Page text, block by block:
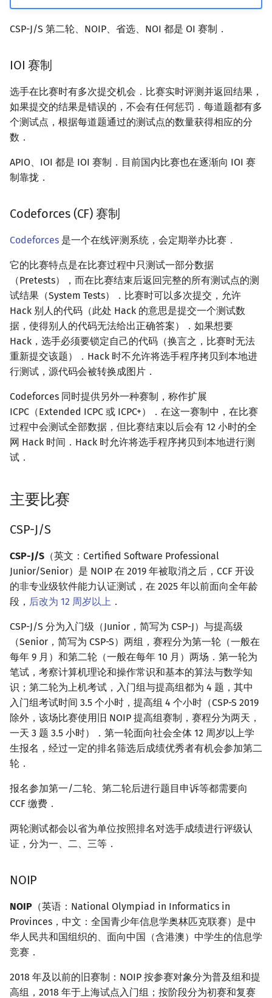
其它国际 OI 竞赛
CEOI
eJOI
NOI
Meissel–Lehmer 算法
连分数
二次域
Pell 方程
支配树
图上随机游走
CSP-J/S 第二轮、NOIP、省选、NOI 都是 OI 赛制．
IOI 赛制
选手在比赛时有多次提交机会．比赛实时评测并返回结果，
如果提交的结果是错误的，不会有任何惩罚．每道题都有多
个测试点，根据每道题通过的测试点的数量获得相应的分
数．
APIO、IOI 都是 IOI 赛制．目前国内比赛也在逐渐向 IOI 赛
制靠拢．
Codeforces (CF) 赛制
Codeforces 是一个在线评测系统，会定期举办比赛．
它的比赛特点是在比赛过程中只测试一部分数据
（Pretests），而在比赛结束后返回完整的所有测试点的测
试结果（System Tests）．比赛时可以多次提交，允许
Hack 别人的代码（此处 Hack 的意思是提交一个测试数
据，使得别人的代码无法给出正确答案）．如果想要
Hack，选手必须要锁定自己的代码（换言之，比赛时无法
重新提交该题）．Hack 时不允许将选手程序拷贝到本地进
行测试，源代码会被转换成图片．
Codeforces 同时提供另外一种赛制，称作扩展
ICPC（Extended ICPC 或 ICPC+）．在这一赛制中，在比赛
过程中会测试全部数据，但比赛结束以后会有 12 小时的全
网 Hack 时间．Hack 时允许将选手程序拷贝到本地进行测
试．
主要比赛
CSP-J/S
CSP-J/S （英文：Certified Software Professional
Junior/Senior）是 NOIP 在 2019 年被取消之后，CCF 开设
的非专业级软件能力认证测试，在 2025 年以前面向全年龄
段， 后改为 12 周岁以上 ．
CSP-J/S 分为入门级（Junior，简写为 CSP-J）与提高级
（Senior，简写为 CSP-S）两组，赛程分为第一轮（一般在
每年 9 月）和第二轮（一般在每年 10 月）两场．第一轮为
笔试，考察计算机理论和操作常识和基本的算法与数学知
识；第二轮为上机考试，入门组与提高组都为 4 题，其中
入门组考试时间 3.5 个小时，提高组 4 个小时（CSP-S 2019
除外，该场比赛使用旧 NOIP 提高组赛制，赛程分为两天，
一天 3 题 3.5 小时）．第一轮面向社会全体 12 周岁以上学
生报名，经过一定的排名筛选后成绩优秀者有机会参加第二
轮．
报名参加第一/二轮、第二轮后进行题目申诉等都需要向
CCF 缴费．
两轮测试都会以省为单位按照排名对选手成绩进行评级认
证，分为一、二、三等．
NOIP
NOIP （英语：National Olympiad in Informatics in
Provinces，中文：全国青少年信息学奥林匹克联赛）是中
华人民共和国组织的、面向中国（含港澳）中学生的信息学
竞赛．
2018 年及以前的旧赛制：NOIP 按参赛对象分为普及组和提
高组，2018 年于上海试点入门组；按阶段分为初赛和复赛